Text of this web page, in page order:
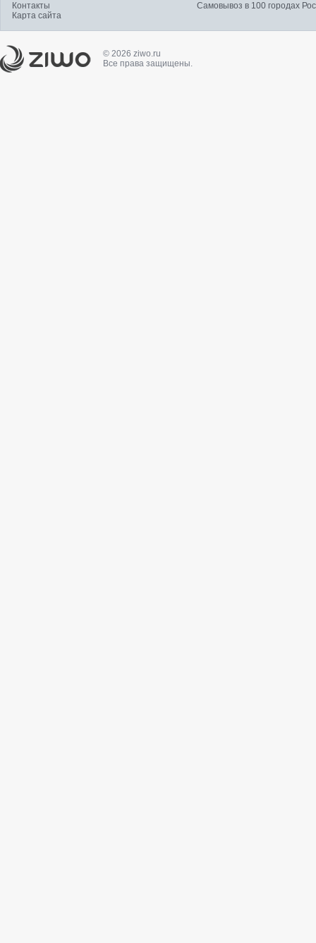
Контакты
Карта сайта
Самовывоз в 100 городах
© 2026 ziwo.ru
Все права защищены.